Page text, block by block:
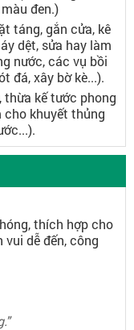
đen.)
táng, gắn cửa, kê
dệt, sửa hay làm
nước, các vụ bồi
đá, xây bờ kè...).
thừa kế tước phong
cho khuyết thủng
thích hợp cho
dễ đến, công